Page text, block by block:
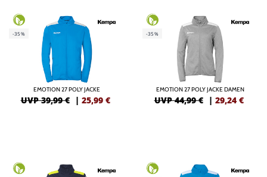
-35%
EMOTION 27 POLY JACKE
UVP 39,99 € | 25,99 €
-35%
EMOTION 27 POLY JACKE DAMEN
UVP 44,99 € | 29,24 €